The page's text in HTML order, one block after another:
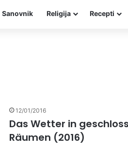
Sanovnik Religija Recepti
12/01/2016
Das Wetter in
Räumen (2016)